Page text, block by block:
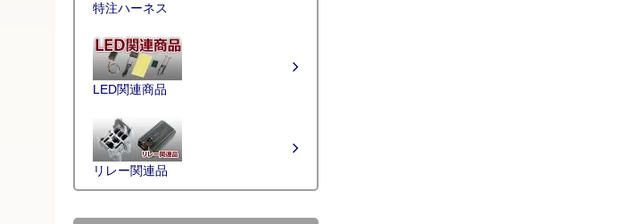
特注ハーネス
LED関連商品
リレー関連品